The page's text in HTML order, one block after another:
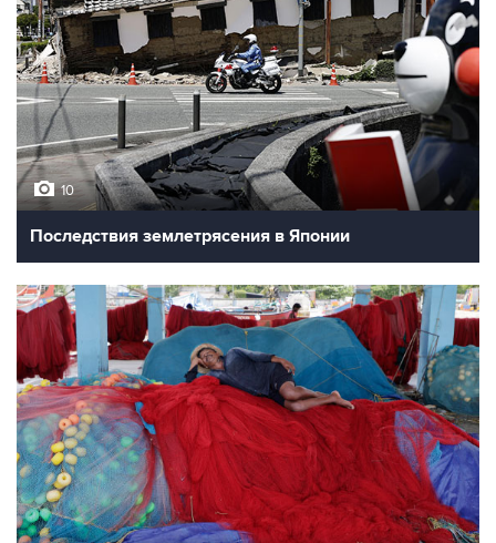
10
Последствия землетрясения в Японии